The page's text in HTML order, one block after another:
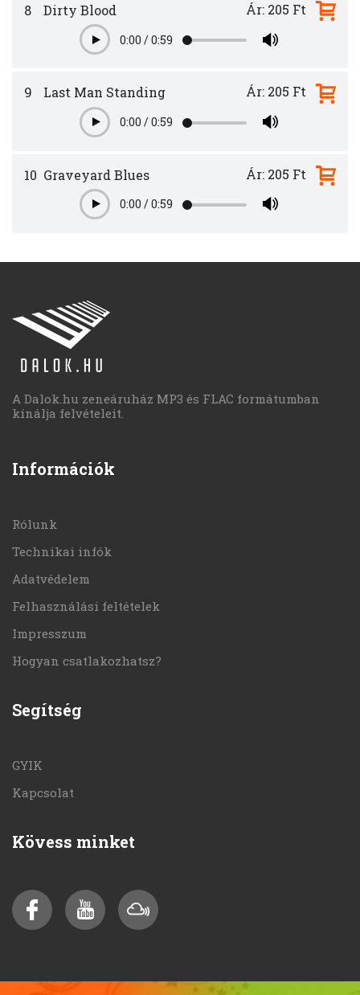
8 Dirty Blood
Play0:00 /0:59
Ár: 205 Ft
9 Last Man Standing
Play0:00 /0:59
Ár: 205 Ft
10 Graveyard Blues
Play0:00 /0:59
Ár: 205 Ft
A Dalok.hu zeneáruház MP3 és FLAC formátumban
kínálja felvételeit.
Információk
Rólunk
Technikai infók
Adatvédelem
Felhasználási feltételek
Impresszum
Hogyan csatlakozhatsz?
Segítség
GYIK
Kapcsolat
Kövess minket